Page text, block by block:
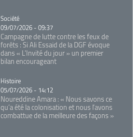
Catégorie
Société
09/07/2026 - 09:37
Campagne de lutte contre les feux de
forêts : Si Ali Essaid de la DGF évoque
dans « L'Invité du jour » un premier
bilan encourageant
Catégorie
Histoire
05/07/2026 - 14:12
Noureddine Amara : « Nous savons ce
qu’a été la colonisation et nous l’avons
combattue de la meilleure des façons »